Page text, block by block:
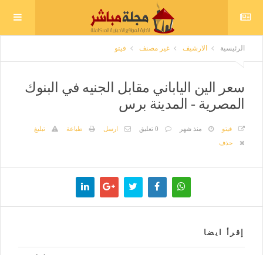
الرئيسية الارشيف غير مصنف فيتو
سعر الين الياباني مقابل الجنيه في البنوك
المصرية - المدينة برس
فيتو منذ شهر 0 تعليق ارسل طباعة
تبليغ
حذف
إقرأ ايضا